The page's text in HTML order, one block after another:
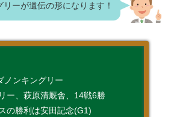
リーが遺伝の形になります！
ンキングリー
ー、萩原清厩舎、14戦6勝
の勝利は安田記念(G1)